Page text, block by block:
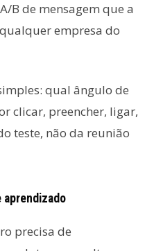
B de mensagem que a
empresa do
qual ângulo de
clicar, preencher, ligar,
teste, não da reunião
aprendizado
precisa de